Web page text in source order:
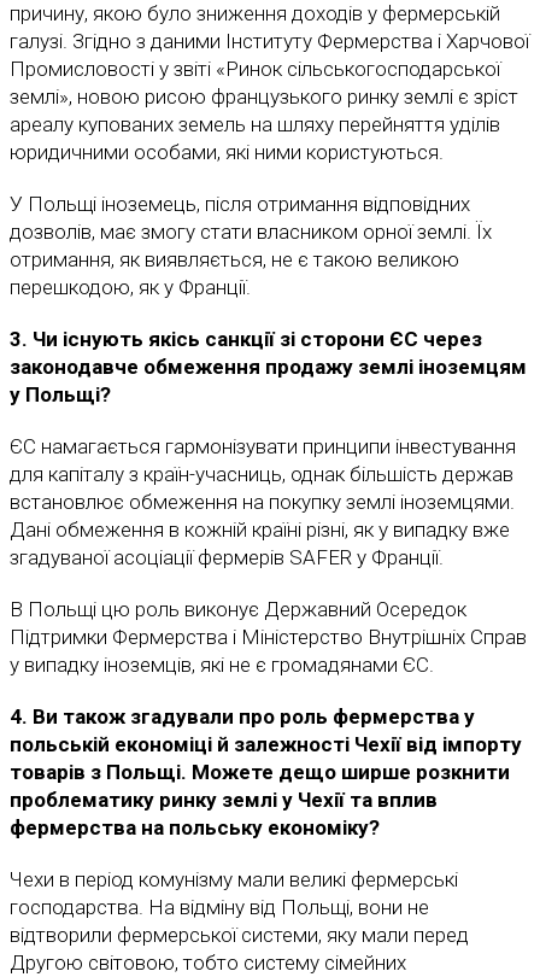
причину, якою було зниження доходів у фермерській
галузі. Згідно з даними Інституту Фермерства і Харчової
Промисловості у звіті «Ринок сільськогосподарської
землі», новою рисою французького ринку землі є зріст
ареалу купованих земель на шляху перейняття уділів
юридичними особами, які ними користуються.
У Польщі іноземець, після отримання відповідних
дозволів, має змогу стати власником орної землі. Їх
отримання, як виявляється, не є такою великою
перешкодою, як у Франції.
3. Чи існують якісь санкції зі сторони ЄС через
законодавче обмеження продажу землі іноземцям
у Польщі?
ЄС намагається гармонізувати принципи інвестування
для капіталу з країн-учасниць, однак більшість держав
встановлює обмеження на покупку землі іноземцями.
Дані обмеження в кожній країні різні, як у випадку вже
згадуваної асоціації фермерів SAFER у Франції.
В Польщі цю роль виконує Державний Осередок
Підтримки Фермерства і Міністерство Внутрішніх Справ
у випадку іноземців, які не є громадянами ЄС.
4. Ви також згадували про роль фермерства у
польській економіці й залежності Чехії від імпорту
товарів з Польщі. Можете дещо ширше розкнити
проблематику ринку землі у Чехії та вплив
фермерства на польську економіку?
Чехи в період комунізму мали великі фермерські
господарства. На відміну від Польщі, вони не
відтворили фермерської системи, яку мали перед
Другою світовою, тобто систему сімейних